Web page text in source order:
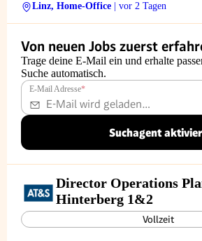
Linz, Home-Office
| vor 2 Tagen
Von neuen Jobs zuerst
Trage deine E-Mail ein und erhalte
Suche automatisch.
E-Mail Adresse*
Suchagent
Director Operations
Hinterberg 1&2
Vollzeit